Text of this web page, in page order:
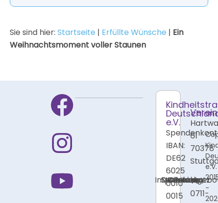
Sie sind hier: Startseite | Erfüllte Wünsche | Ein
Weihnachtsmoment voller Staunen
e.V.
IBAN:
DE62
6025
0010
0015
61
70378
Tel:
0711-
Impressum
Datenschutz
Cookies
Kontakt
Presse
Intern
e.V.
-